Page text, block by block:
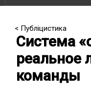
< Публіцистика
Система
реальное
команды